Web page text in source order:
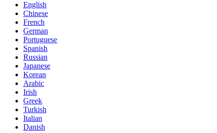
English
Chinese
French
German
Portuguese
Spanish
Russian
Japanese
Korean
Arabic
Irish
Greek
Turkish
Italian
Danish